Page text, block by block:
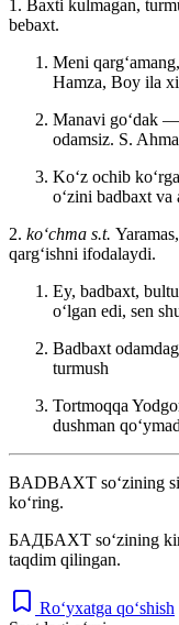
1. Baxti kulmagan,
bebaxt.
Meni
Hamza, Boy ila
Manavi goʻdak
odamsiz. S.
Koʻz ochib
oʻzini badbaxt
2. koʻchma s.t.
qargʻishni ifodalaydi.
Ey, badbaxt,
oʻlgan edi, sen
Badbaxt
turmush
Tortmoqqa
dushman
BADBAXT so‘zining
ko‘ring.
БАДБАХТ so‘zining
taqdim qilingan.
Ro‘yxatga qo‘shish